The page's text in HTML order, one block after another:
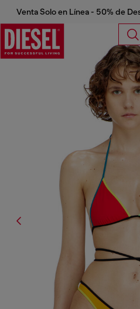
Venta Solo en Línea - 50% de